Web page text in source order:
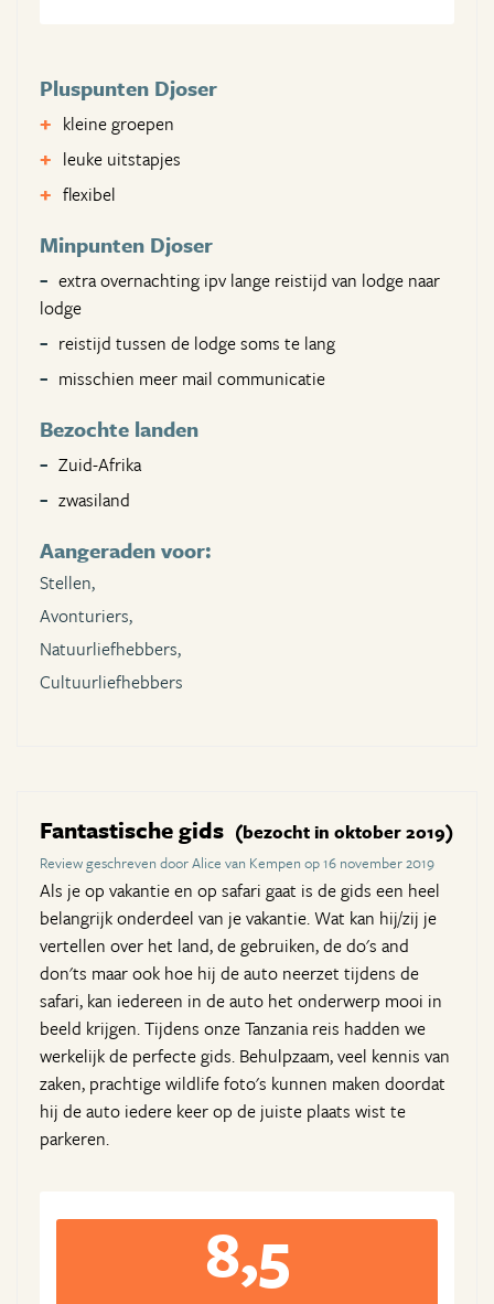
Pluspunten Djoser
kleine groepen
leuke uitstapjes
flexibel
Minpunten Djoser
extra overnachting ipv lange reistijd van lodge naar
lodge
reistijd tussen de lodge soms te lang
misschien meer mail communicatie
Bezochte landen
Zuid-Afrika
zwasiland
Aangeraden voor:
Stellen,
Avonturiers,
Natuurliefhebbers,
Cultuurliefhebbers
Fantastische gids (bezocht in oktober 2019)
Review geschreven door Alice van Kempen op 16 november 2019
Als je op vakantie en op safari gaat is de gids een heel
belangrijk onderdeel van je vakantie. Wat kan hij/zij je
vertellen over het land, de gebruiken, de do's and
don'ts maar ook hoe hij de auto neerzet tijdens de
safari, kan iedereen in de auto het onderwerp mooi in
beeld krijgen. Tijdens onze Tanzania reis hadden we
werkelijk de perfecte gids. Behulpzaam, veel kennis van
zaken, prachtige wildlife foto's kunnen maken doordat
hij de auto iedere keer op de juiste plaats wist te
parkeren.
8,5